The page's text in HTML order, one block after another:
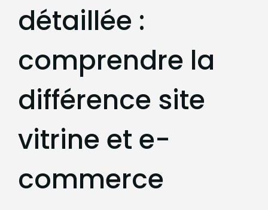
détaillée :
comprendre la
différence site
vitrine et e-
commerce